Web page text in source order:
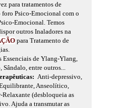
para tratamentos de
Psico-Emocional com o
Emocional. Temos
outros Inaladores na
para Tratamento de
Essenciais de Ylang-Ylang,
Sândalo, entre outros...
Anti-depressivo,
Anseolítico,
Relaxante (desbloqueia as
Ajuda a transmutar as